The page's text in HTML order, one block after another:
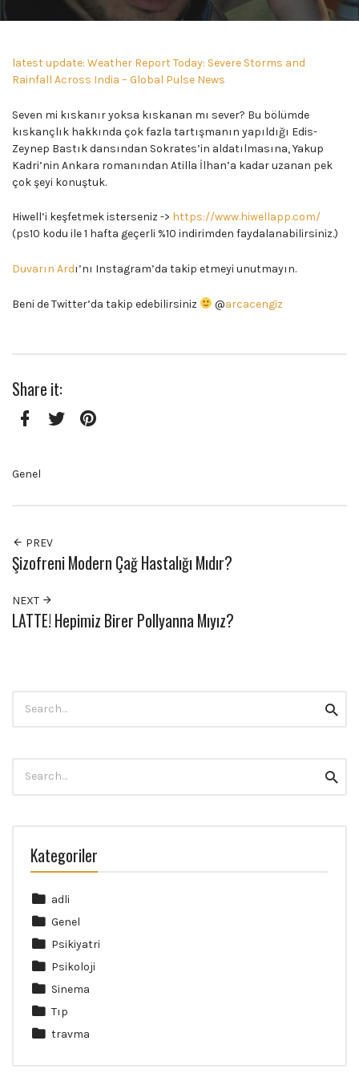
latest update: Weather Report Today: Severe Storms and
Rainfall Across India – Global Pulse News
Seven mi kıskanır yoksa kıskanan mı sever? Bu bölümde
kıskançlık hakkında çok fazla tartışmanın yapıldığı Edis-
Zeynep Bastık dansından Sokrates’in aldatılmasına, Yakup
Kadri’nin Ankara romanından Atilla İlhan’a kadar uzanan pek
çok şeyi konuştuk.
Hiwell’i keşfetmek isterseniz -> https://www.hiwellapp.com/
(ps10 kodu ile 1 hafta geçerli %10 indirimden faydalanabilirsiniz.)
Duvarın Ardı’nı Instagram’da takip etmeyi unutmayın.
Beni de Twitter’da takip edebilirsiniz @arcacengiz
Share it:
Genel
PREV
Şizofreni Modern Çağ Hastalığı Mıdır?
NEXT
LATTE! Hepimiz Birer Pollyanna Mıyız?
for:
for:
Kategoriler
adli
Genel
Psikiyatri
Psikoloji
Sinema
Tıp
travma